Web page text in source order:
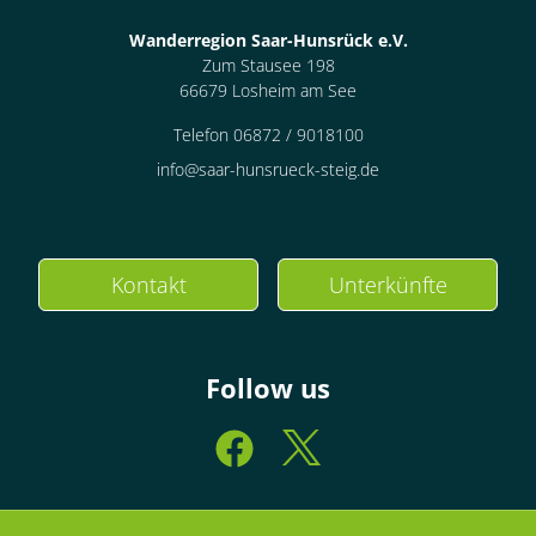
Wanderregion Saar-Hunsrück e.V.
Zum Stausee 198
66679 Losheim am See
Telefon 06872 / 9018100
info@saar-hunsrueck-steig.de
Kontakt Unterkünfte
Follow us